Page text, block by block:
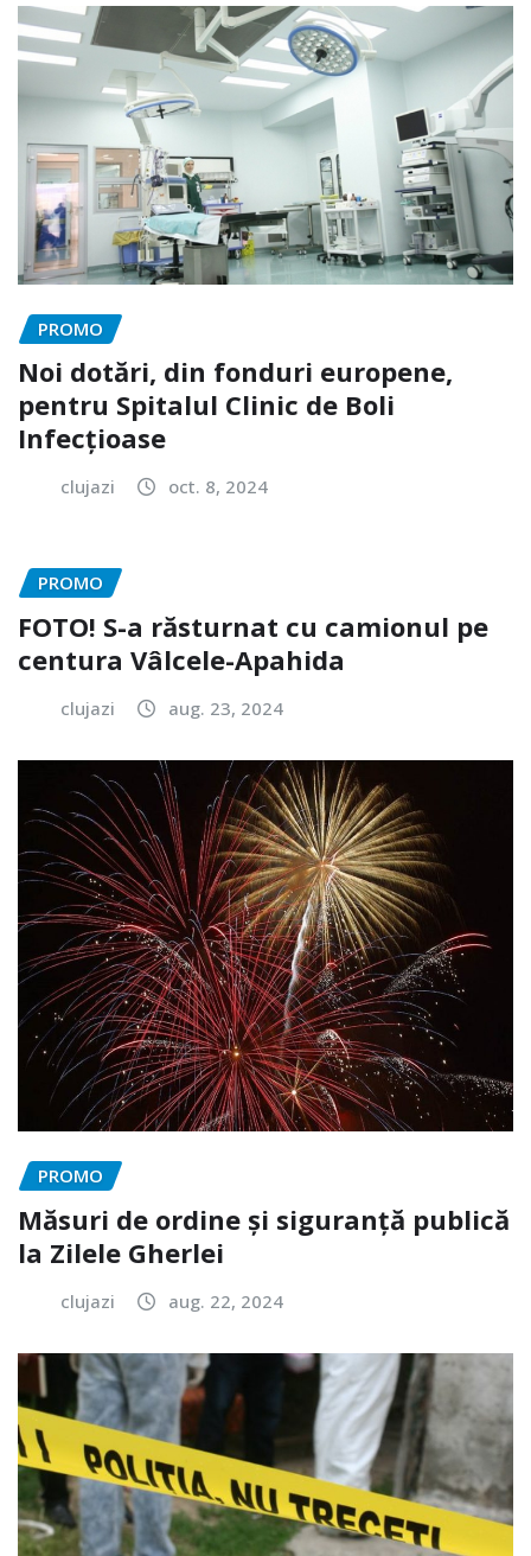
PROMO
Noi dotări, din fonduri europene,
pentru Spitalul Clinic de Boli
Infecțioase
clujazi oct. 8, 2024
PROMO
FOTO! S-a răsturnat cu camionul pe
centura Vâlcele-Apahida
clujazi aug. 23, 2024
PROMO
Măsuri de ordine și siguranță publică
la Zilele Gherlei
clujazi aug. 22, 2024